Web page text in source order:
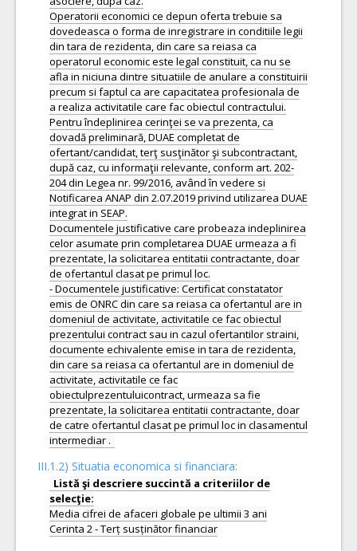
Operatorii economici ce depun oferta trebuie sa
dovedeasca o forma de inregistrare in conditiile legii
din tara de rezidenta, din care sa reiasa ca
operatorul economic este legal constituit, ca nu se
afla in niciuna dintre situatiile de anulare a constituirii
precum si faptul ca are capacitatea profesionala de
a realiza activitatile care fac obiectul contractului.
Pentru îndeplinirea cerinţei se va prezenta, ca
dovadă preliminară, DUAE completat de
ofertant/candidat, terţ susţinător şi subcontractant,
după caz, cu informaţii relevante, conform art. 202-
204 din Legea nr. 99/2016, având în vedere si
Notificarea ANAP din 2.07.2019 privind utilizarea DUAE
integrat in SEAP.
Documentele justificative care probeaza indeplinirea
celor asumate prin completarea DUAE urmeaza a fi
prezentate, la solicitarea entitatii contractante, doar
de ofertantul clasat pe primul loc.
- Documentele justificative: Certificat constatator
emis de ONRC din care sa reiasa ca ofertantul are in
domeniul de activitate, activitatile ce fac obiectul
prezentului contract sau in cazul ofertantilor straini,
documente echivalente emise in tara de rezidenta,
din care sa reiasa ca ofertantul are in domeniul de
activitate, activitatile ce fac
obiectulprezentuluicontract, urmeaza sa fie
prezentate, la solicitarea entitatii contractante, doar
de catre ofertantul clasat pe primul loc in clasamentul
III.1.2) Situatia economica si financiara:
Listă şi descriere succintă a criteriilor de
Media cifrei de afaceri globale pe ultimii 3 ani
Cerinta 2 - Terț susținător financiar